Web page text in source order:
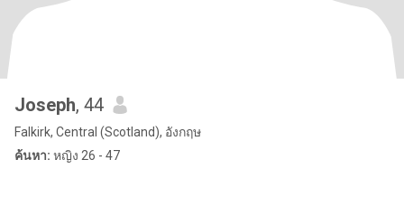
Joseph, 44
Falkirk, Central (Scotland), อังกฤษ
ค้นหา: หญิง 26 - 47